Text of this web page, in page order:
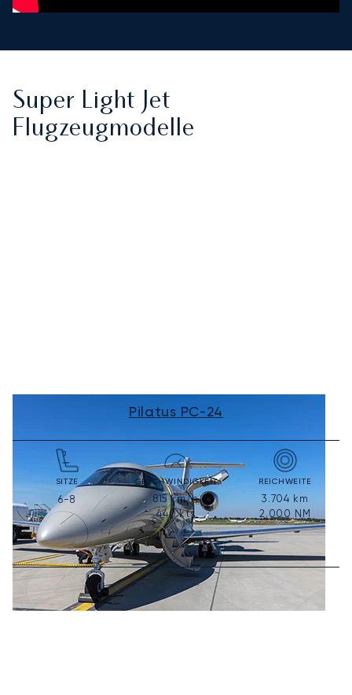
Super Light Jet
Flugzeugmodelle
Pilatus PC-24
SITZE
6-8
GESCHWINDIGKEIT
815km/h
440kts
REICHWEITE
3.704 km
2.000 NM